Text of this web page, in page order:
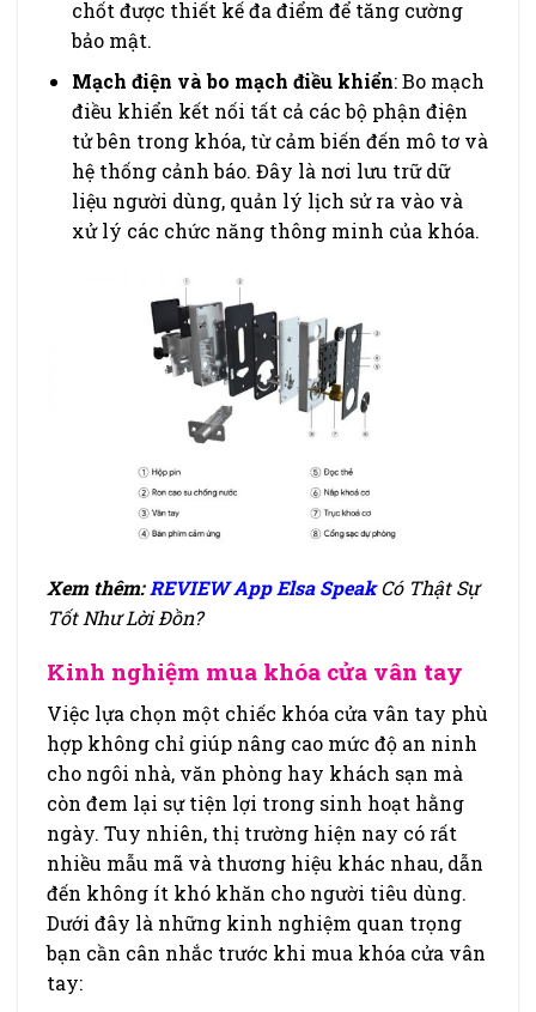
chốt được thiết kế đa điểm để tăng cường
bảo mật.
Mạch điện và bo mạch điều khiển: Bo mạch
điều khiển kết nối tất cả các bộ phận điện
tử bên trong khóa, từ cảm biến đến mô tơ và
hệ thống cảnh báo. Đây là nơi lưu trữ dữ
liệu người dùng, quản lý lịch sử ra vào và
xử lý các chức năng thông minh của khóa.
Xem thêm:REVIEW App Elsa SpeakCó Thật Sự
Tốt Như Lời Đồn?
Kinh nghiệm mua khóa cửa vân tay
Việc lựa chọn một chiếc khóa cửa vân tay phù
hợp không chỉ giúp nâng cao mức độ an ninh
cho ngôi nhà, văn phòng hay khách sạn mà
còn đem lại sự tiện lợi trong sinh hoạt hằng
ngày. Tuy nhiên, thị trường hiện nay có rất
nhiều mẫu mã và thương hiệu khác nhau, dẫn
đến không ít khó khăn cho người tiêu dùng.
Dưới đây là những kinh nghiệm quan trọng
bạn cần cân nhắc trước khi mua khóa cửa vân
tay: